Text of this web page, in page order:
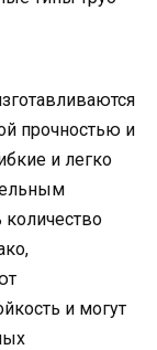
прочностью и
и легко
количество
и могут